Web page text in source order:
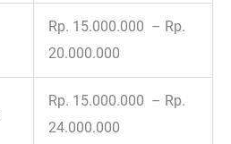
Rp. 15.000.000 – Rp.
20.000.000
Rp. 15.000.000 – Rp.
24.000.000